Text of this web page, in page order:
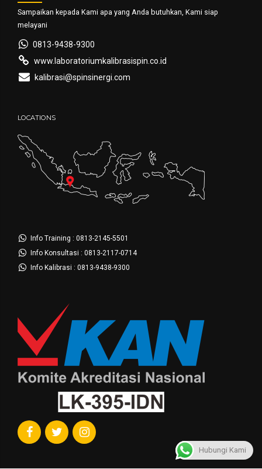
Sampaikan kepada Kami apa yang Anda butuhkan, Kami siap
melayani
0813-9438-9300
www.laboratoriumkalibrasispin.co.id
kalibrasi@spinsinergi.com
LOCATIONS
Info Training : 0813-2145-5501
Info Konsultasi : 0813-2117-0714
Info Kalibrasi : 0813-9438-9300
Hubungi Kami